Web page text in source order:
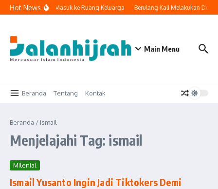
Lewati ke konten
Hot News
Ketika Teknologi Masuk ke Ruang Keluarga Berulang Kali Melakukan Dosa
Main Menu
Beranda Tentang Kontak
Beranda / ismail
Menjelajahi Tag: ismail
Milenial
Ismail Yusanto Ingin Jadi Tiktokers Demi